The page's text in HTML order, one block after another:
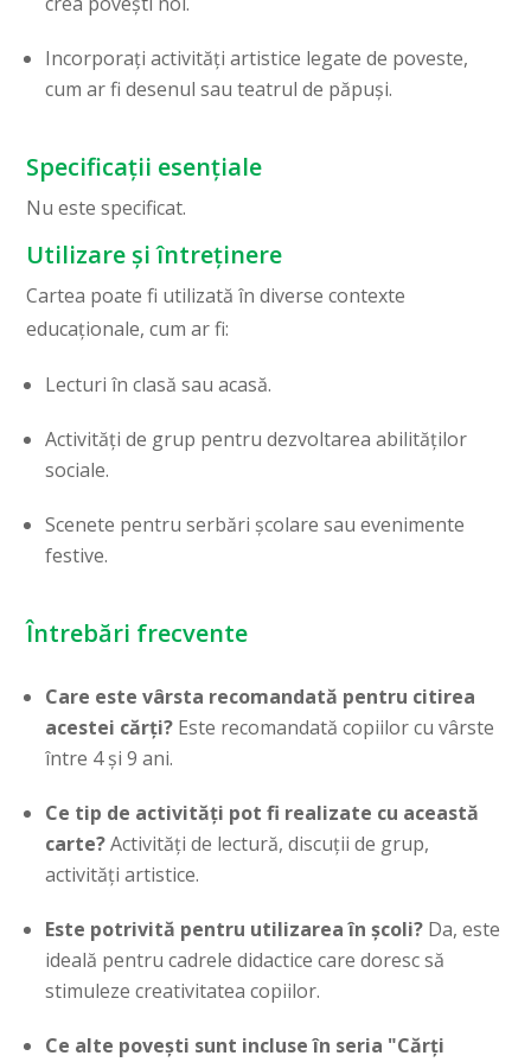
Incorporați activități artistice legate de poveste,
cum ar fi desenul sau teatrul de păpuși.
Specificații esențiale
Nu este specificat.
Utilizare și întreținere
Cartea poate fi utilizată în diverse contexte
educaționale, cum ar fi:
Lecturi în clasă sau acasă.
Activități de grup pentru dezvoltarea abilităților
sociale.
Scenete pentru serbări școlare sau evenimente
festive.
Întrebări frecvente
Care este vârsta recomandată pentru citirea
acestei cărți? Este recomandată copiilor cu vârste
între 4 și 9 ani.
Ce tip de activități pot fi realizate cu această
carte?Activități de lectură, discuții de grup,
activități artistice.
Este potrivită pentru utilizarea în școli? Da, este
ideală pentru cadrele didactice care doresc să
stimuleze creativitatea copiilor.
Ce alte povești sunt incluse în seria "Cărți